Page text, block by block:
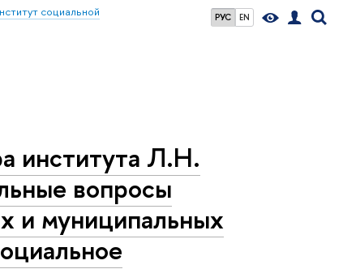
РУС EN
социальной
института Л.Н.
вопросы
и муниципальных